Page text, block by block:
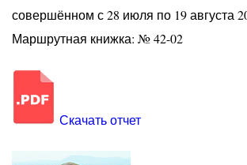
совершённом с 28 июля по 19 августа
Маршрутная книжка: № 42-02
Скачать отчет